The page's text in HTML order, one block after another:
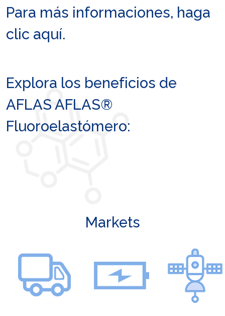
Para más informaciones, haga
clic aquí.
Explora los beneficios de
AFLAS AFLAS®
Fluoroelastómero:
Markets